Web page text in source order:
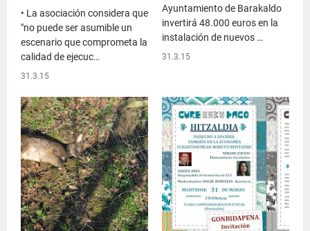
• La asociación considera que
"no puede ser asumible un
escenario que comprometa la
calidad de ejecuc…
31.3.15
Ayuntamiento de Barakaldo
invertirá 48.000 euros en la
instalación de nuevos …
31.3.15